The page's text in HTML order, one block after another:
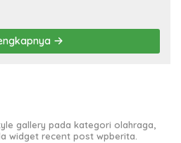
gallery pada kategori olahraga,
widget recent post wpberita.